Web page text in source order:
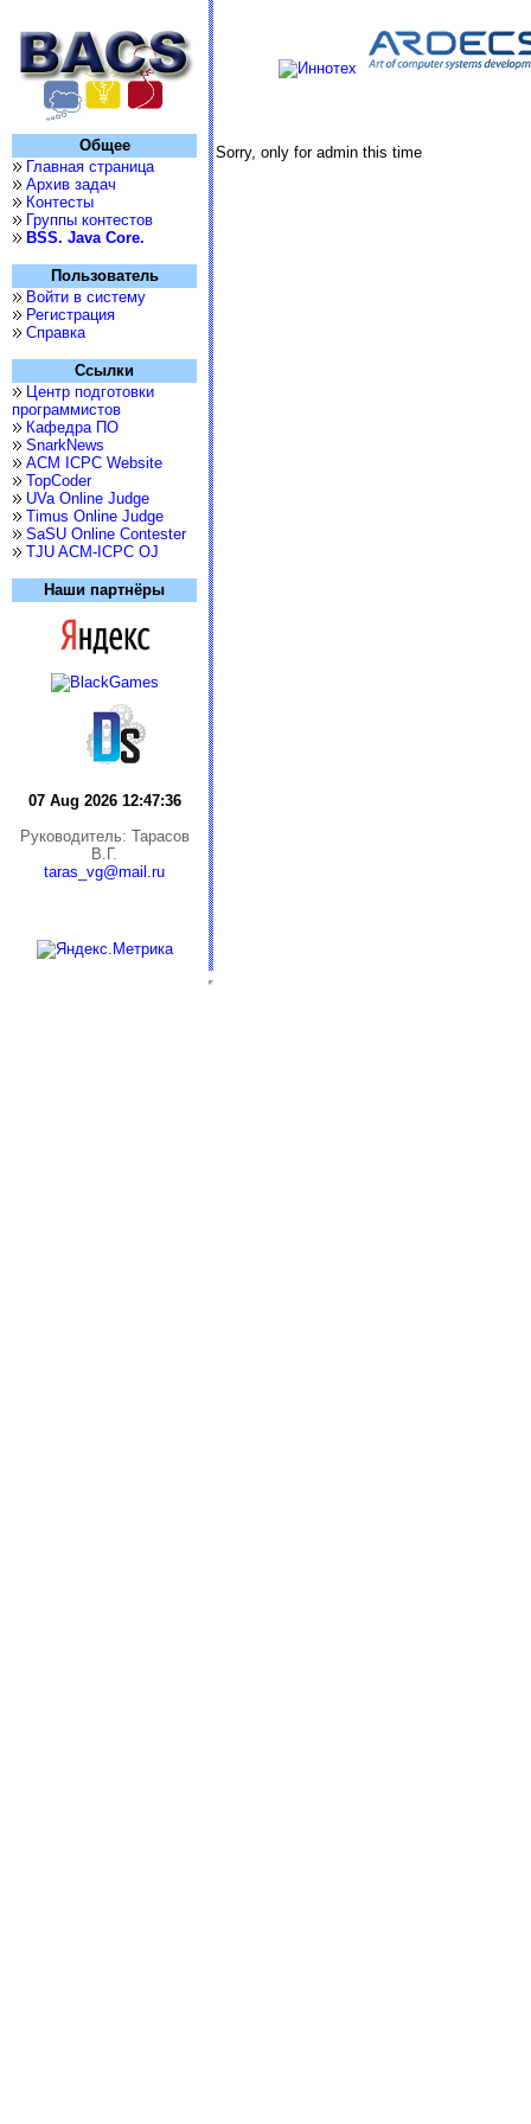
Общее
Главная страница
Архив задач
Контесты
Группы контестов
BSS. Java Core.
Пользователь
Войти в систему
Регистрация
Справка
Ссылки
Центр подготовки
программистов
Кафедра ПО
SnarkNews
ACM ICPC Website
TopCoder
UVa Online Judge
Timus Online Judge
SaSU Online Contester
TJU ACM-ICPC OJ
Наши партнёры
07 Aug 2026 12:47:36
Руководитель: Тарасов
В.Г.
taras_vg@mail.ru
Sorry, only for admin this time